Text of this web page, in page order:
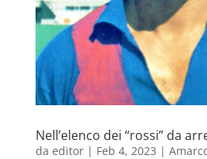
Nell’elenco dei “rossi” da
da editor| Feb 4, 2023 |